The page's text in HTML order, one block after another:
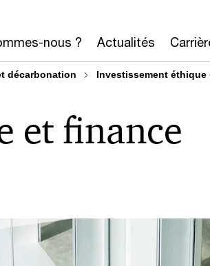
nous ? Actualités
décarbonation Investissement
et finance